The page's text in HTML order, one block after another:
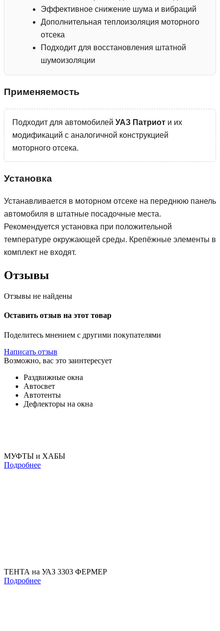
Эффективное снижение шума и вибраций
Дополнительная теплоизоляция моторного
отсека
Подходит для восстановления штатной
шумоизоляции
Применяемость
Подходит для автомобилей УАЗ Патриот и их
модификаций с аналогичной конструкцией
моторного отсека.
Установка
Устанавливается в моторном отсеке на переднюю панель
автомобиля в штатные посадочные места.
Рекомендуется установка при положительной
температуре окружающей среды. Крепёжные элементы в
комплект не входят.
Отзывы
Отзывы не найдены
Оставить отзыв на этот товар
Поделитесь мнением с другими покупателями
Написать отзыв
Возможно, вас это заинтересует
Раздвижные окна
Автосвет
Автотенты
Дефлекторы на окна
МУФТЫ и ХАБЫ
Подробнее
ТЕНТА на УАЗ 3303 ФЕРМЕР
Подробнее